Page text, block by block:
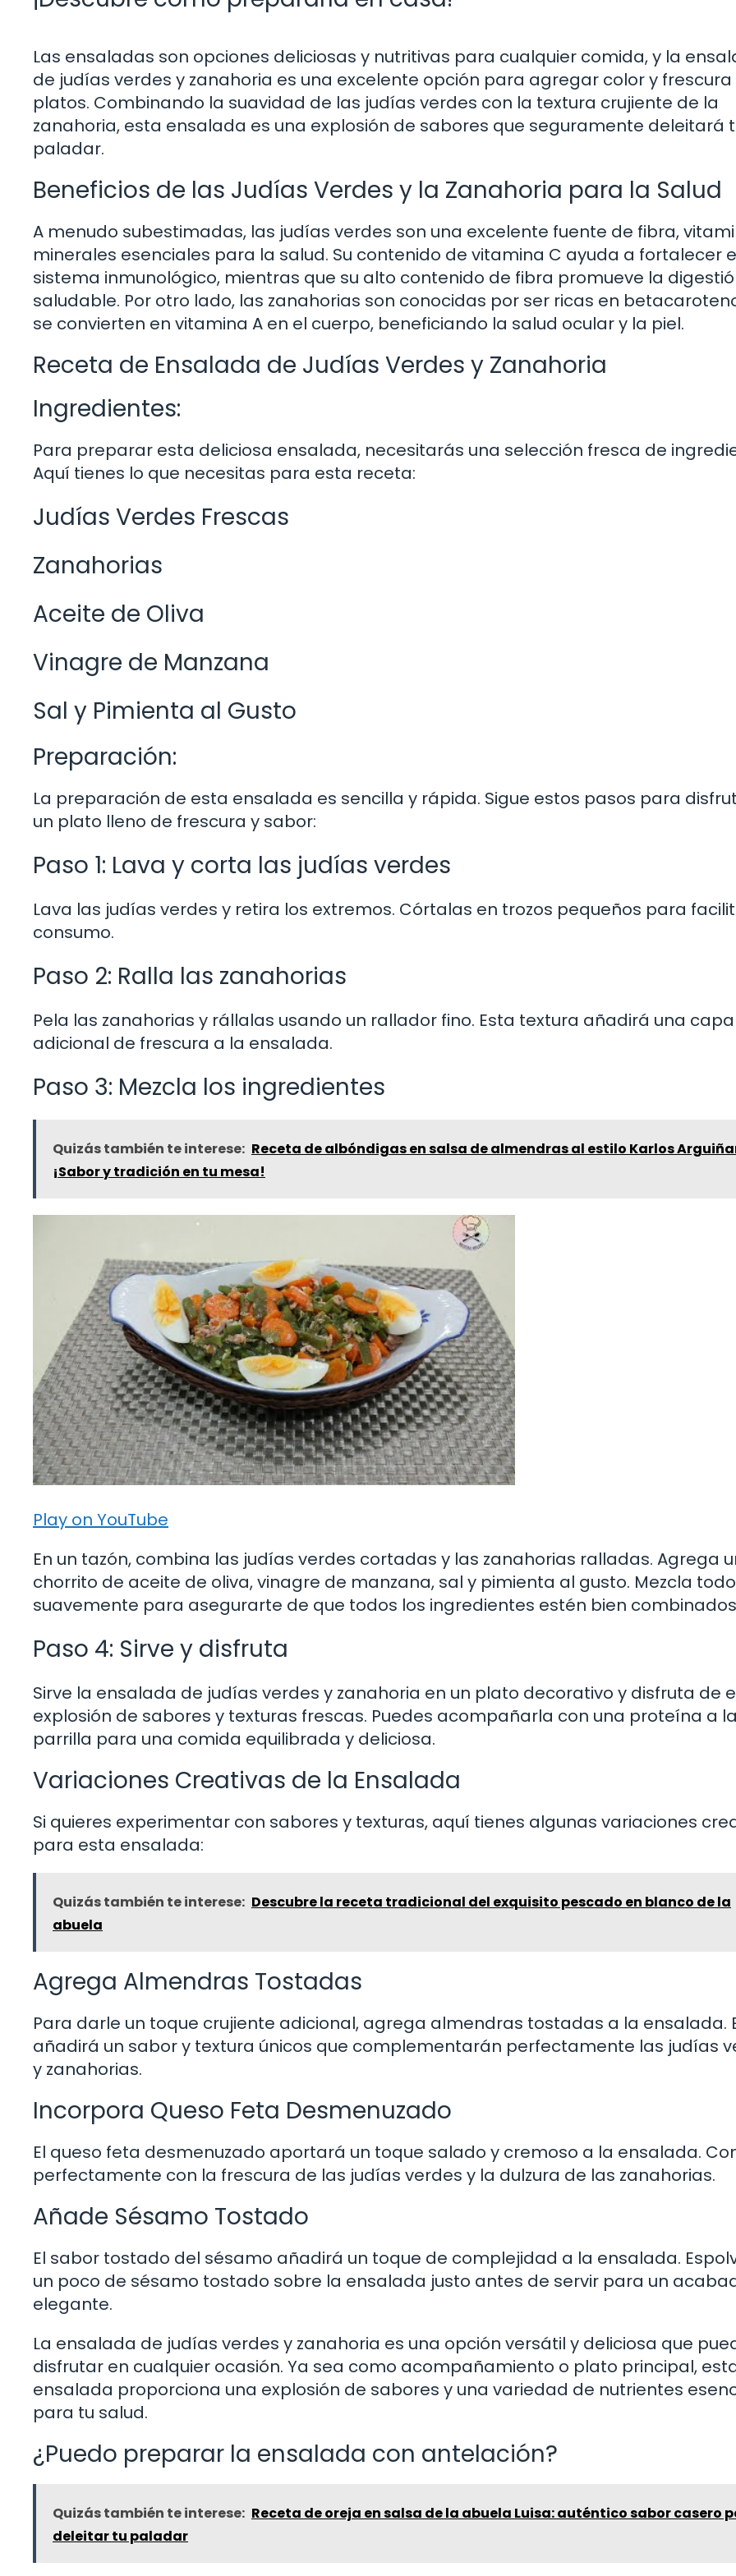
Las ensaladas son opciones deliciosas y nutritivas para cualquier comida, y la
de judías verdes y zanahoria es una excelente opción para agregar color y frescura
platos. Combinando la suavidad de las judías verdes con la textura crujiente de la
zanahoria, esta ensalada es una explosión de sabores que seguramente deleitará
paladar.
Beneficios de las Judías Verdes y la Zanahoria para la Salud
A menudo subestimadas, las judías verdes son una excelente fuente de fibra,
minerales esenciales para la salud. Su contenido de vitamina C ayuda a fortalecer
sistema inmunológico, mientras que su alto contenido de fibra promueve la
saludable. Por otro lado, las zanahorias son conocidas por ser ricas en
se convierten en vitamina A en el cuerpo, beneficiando la salud ocular y la piel.
Receta de Ensalada de Judías Verdes y Zanahoria
Ingredientes:
Para preparar esta deliciosa ensalada, necesitarás una selección fresca de
Aquí tienes lo que necesitas para esta receta:
Judías Verdes Frescas
Zanahorias
Aceite de Oliva
Vinagre de Manzana
Sal y Pimienta al Gusto
Preparación:
La preparación de esta ensalada es sencilla y rápida. Sigue estos pasos para
un plato lleno de frescura y sabor:
Paso 1: Lava y corta las judías verdes
Lava las judías verdes y retira los extremos. Córtalas en trozos pequeños para
consumo.
Paso 2: Ralla las zanahorias
Pela las zanahorias y rállalas usando un rallador fino. Esta textura añadirá una capa
adicional de frescura a la ensalada.
Paso 3: Mezcla los ingredientes
Quizás también te interese: Receta de albóndigas en salsa de almendras al estilo Karlos
¡Sabor y tradición en tu mesa!
Play on YouTube
En un tazón, combina las judías verdes cortadas y las zanahorias ralladas. Agrega
chorrito de aceite de oliva, vinagre de manzana, sal y pimienta al gusto. Mezcla todo
suavemente para asegurarte de que todos los ingredientes estén bien
Paso 4: Sirve y disfruta
Sirve la ensalada de judías verdes y zanahoria en un plato decorativo y disfruta de
explosión de sabores y texturas frescas. Puedes acompañarla con una proteína a
parrilla para una comida equilibrada y deliciosa.
Variaciones Creativas de la Ensalada
Si quieres experimentar con sabores y texturas, aquí tienes algunas variaciones
para esta ensalada:
Quizás también te interese: Descubre la receta tradicional del exquisito pescado en blanco de la
abuela
Agrega Almendras Tostadas
Para darle un toque crujiente adicional, agrega almendras tostadas a la ensalada.
añadirá un sabor y textura únicos que complementarán perfectamente las judías
y zanahorias.
Incorpora Queso Feta Desmenuzado
El queso feta desmenuzado aportará un toque salado y cremoso a la ensalada.
perfectamente con la frescura de las judías verdes y la dulzura de las zanahorias.
Añade Sésamo Tostado
El sabor tostado del sésamo añadirá un toque de complejidad a la ensalada.
un poco de sésamo tostado sobre la ensalada justo antes de servir para un
elegante.
La ensalada de judías verdes y zanahoria es una opción versátil y deliciosa que
disfrutar en cualquier ocasión. Ya sea como acompañamiento o plato principal,
ensalada proporciona una explosión de sabores y una variedad de nutrientes
para tu salud.
¿Puedo preparar la ensalada con antelación?
Quizás también te interese: Receta de oreja en salsa de la abuela Luisa: auténtico sabor casero
deleitar tu paladar